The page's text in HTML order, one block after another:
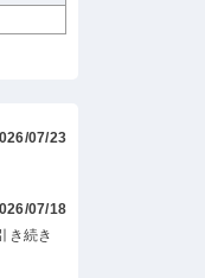
07/23
07/18
き続き